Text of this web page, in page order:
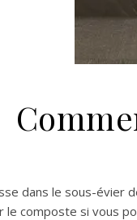
dans le sous-
composte si vous